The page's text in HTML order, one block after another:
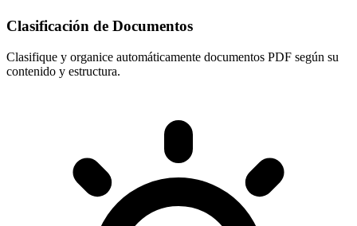
Clasificación de Documentos
Clasifique y organice automáticamente documentos PDF según su
contenido y estructura.